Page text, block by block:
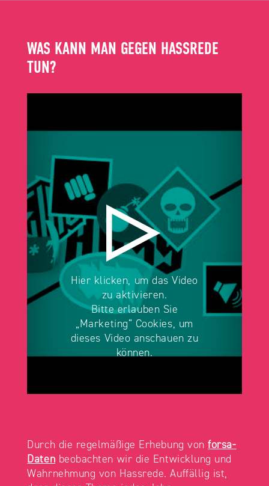
WAS KANN MAN GEGEN HASSREDE
TUN?
Laden
Hier klicken, um das Video
zu aktivieren.
Bitte erlauben Sie
„Marketing“ Cookies, um
dieses Video anschauen zu
können.
Durch die regelmäßige Erhebung vonforsa-
Daten beobachten wir die Entwicklung und
Wahrnehmung von Hassrede. Auffällig ist,